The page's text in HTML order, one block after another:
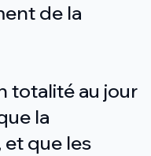
de la
totalité au jour
la
que les